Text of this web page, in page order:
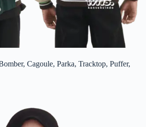
Cagoule, Parka, Tracktop, Puffer,